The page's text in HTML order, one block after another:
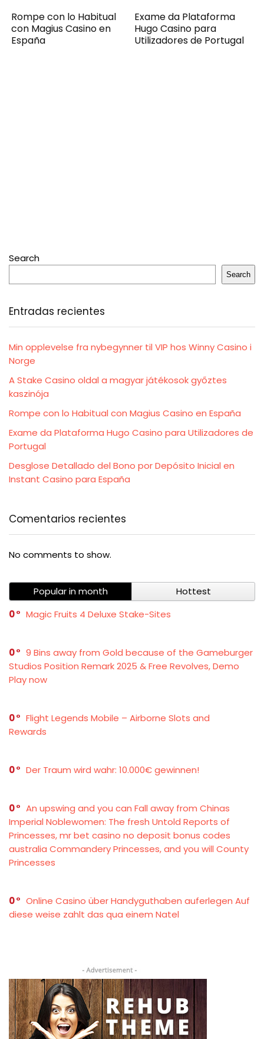
Rompe con lo Habitual
con Magius Casino en
España
Exame da Plataforma
Hugo Casino para
Utilizadores de Portugal
Search
Search
Entradas recientes
Min opplevelse fra nybegynner til VIP hos Winny Casino i
Norge
A Stake Casino oldal a magyar játékosok győztes
kaszinója
Rompe con lo Habitual con Magius Casino en España
Exame da Plataforma Hugo Casino para Utilizadores de
Portugal
Desglose Detallado del Bono por Depósito Inicial en
Instant Casino para España
Comentarios recientes
No comments to show.
Popular in month
Hottest
0
Magic Fruits 4 Deluxe Stake-Sites
0
9 Bins away from Gold because of the Gameburger
Studios Position Remark 2025 & Free Revolves, Demo
Play now
0
Flight Legends Mobile – Airborne Slots and
Rewards
0 Der Traum wird wahr: 10.000€ gewinnen!
0
An upswing and you can Fall away from Chinas
Imperial Noblewomen: The fresh Untold Reports of
Princesses, mr bet casino no deposit bonus codes
australia Commandery Princesses, and you will County
Princesses
0
Online Casino über Handyguthaben auferlegen Auf
diese weise zahlt das qua einem Natel